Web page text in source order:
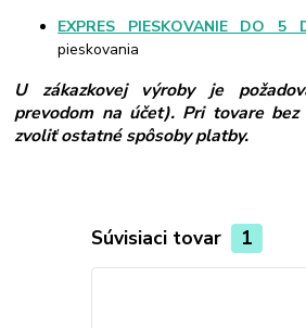
EXPRES PIESKOVANIE DO 5
pieskovania
U zákazkovej výroby je
prevodom na účet). Pri tovare bez
zvoliť ostatné spôsoby platby.
Súvisiaci tovar 1